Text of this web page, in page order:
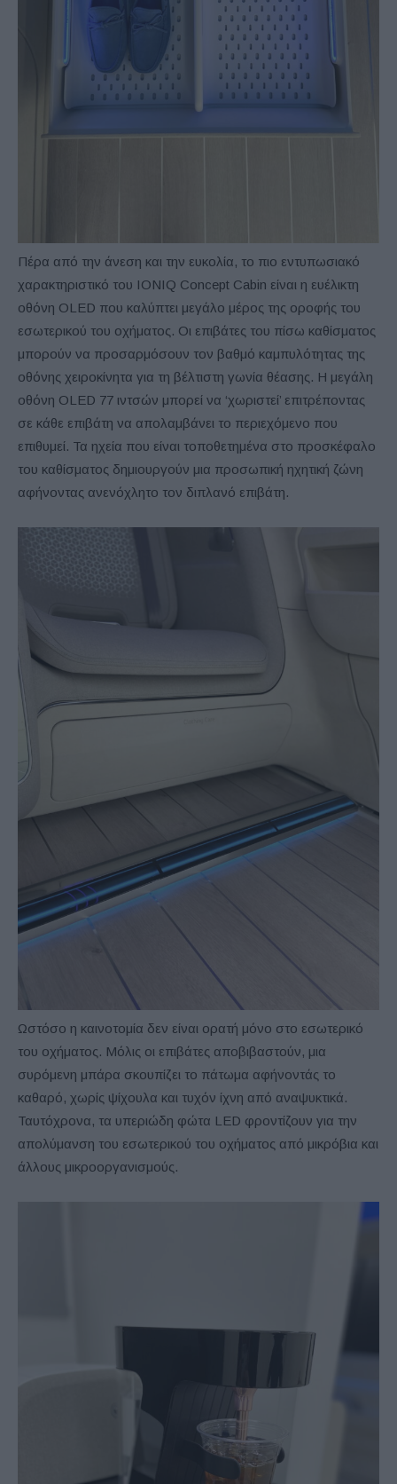
Πέρα από την άνεση και την ευκολία, το πιο εντυπωσιακό
χαρακτηριστικό του IONIQ Concept Cabin είναι η ευέλικτη
οθόνη OLED που καλύπτει μεγάλο μέρος της οροφής του
εσωτερικού του οχήματος. Οι επιβάτες του πίσω καθίσματος
μπορούν να προσαρμόσουν τον βαθμό καμπυλότητας της
οθόνης χειροκίνητα για τη βέλτιστη γωνία θέασης. Η μεγάλη
οθόνη OLED 77 ιντσών μπορεί να ‘χωριστεί’ επιτρέποντας
σε κάθε επιβάτη να απολαμβάνει το περιεχόμενο που
επιθυμεί. Τα ηχεία που είναι τοποθετημένα στο προσκέφαλο
του καθίσματος δημιουργούν μια προσωπική ηχητική ζώνη
αφήνοντας ανενόχλητο τον διπλανό επιβάτη.
Ωστόσο η καινοτομία δεν είναι ορατή μόνο στο εσωτερικό
του οχήματος. Μόλις οι επιβάτες αποβιβαστούν, μια
συρόμενη μπάρα σκουπίζει το πάτωμα αφήνοντάς το
καθαρό, χωρίς ψίχουλα και τυχόν ίχνη από αναψυκτικά.
Ταυτόχρονα, τα υπεριώδη φώτα LED φροντίζουν για την
απολύμανση του εσωτερικού του οχήματος από μικρόβια και
άλλους μικροοργανισμούς.